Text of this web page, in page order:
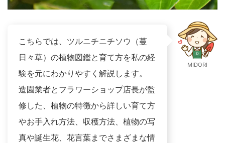
こちらでは、ツルニチニチソウ（蔓
日々草）の植物図鑑と育て方を私の経
験を元にわかりやすく解説します。
造園業者とフラワーショップ店長が監
修した、植物の特徴から詳しい育て方
やお手入れ方法、収穫方法、植物の写
真や誕生花、花言葉までさまざまな情
MIDORI